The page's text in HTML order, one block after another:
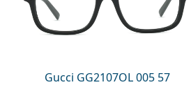
Gucci GG2107OL 005 57